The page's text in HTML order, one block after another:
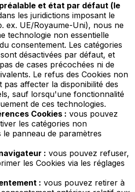
et état par défaut (le
les juridictions imposant le
ex. UE/Royaume-Uni), nous ne
technologie non essentielle
consentement. Les catégories
désactivées par défaut, et
de cases précochées ni de
Le refus des Cookies non
pas affecter la disponibilité des
sauf lorsqu'une fonctionnalité
de ces technologies.
Cookies : vous pouvez
les catégories non
le panneau de paramètres
: vous pouvez refuser,
les Cookies via les réglages
: vous pouvez retirer à